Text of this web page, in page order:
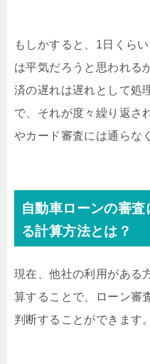
もしかすると、1日くら
は平気だろうと思われる
済の遅れは遅れとして処
で、それが度々繰り返さ
やカード審査には通らな
自動車ローンの審
る計算方法とは？
現在、他社の利用がある
算することで、ローン審
判断することができます。